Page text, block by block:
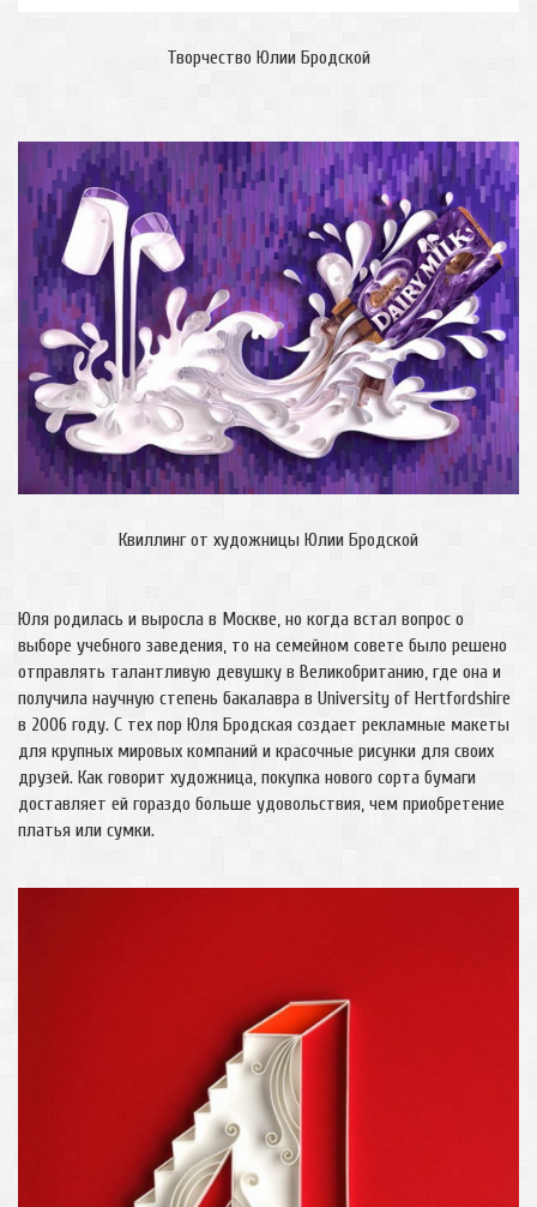
Творчество Юлии Бродской
Квиллинг от художницы Юлии Бродской
Юля родилась и выросла в Москве, но когда встал вопрос о
выборе учебного заведения, то на семейном совете было решено
отправлять талантливую девушку в Великобританию, где она и
получила научную степень бакалавра в University of Hertfordshire
в 2006 году. С тех пор Юля Бродская создает рекламные макеты
для крупных мировых компаний и красочные рисунки для своих
друзей. Как говорит художница, покупка нового сорта бумаги
доставляет ей гораздо больше удовольствия, чем приобретение
платья или сумки.